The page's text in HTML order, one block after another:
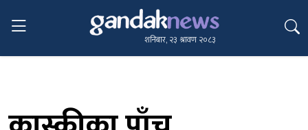
शनिबार, २३ श्रावण २०८३